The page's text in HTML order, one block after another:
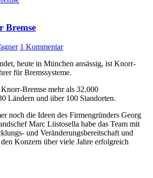
Bremse
1 Kommentar
heute in München ansässig, ist Knorr-
für Bremssysteme.
Bremse mehr als 32.000
Ländern und über 100 Standorten.
noch die Ideen des Firmengründers Georg
Marc Liistosella habe das Team mit
und Veränderungsbereitschaft und
Konzern über viele Jahre erfolgreich